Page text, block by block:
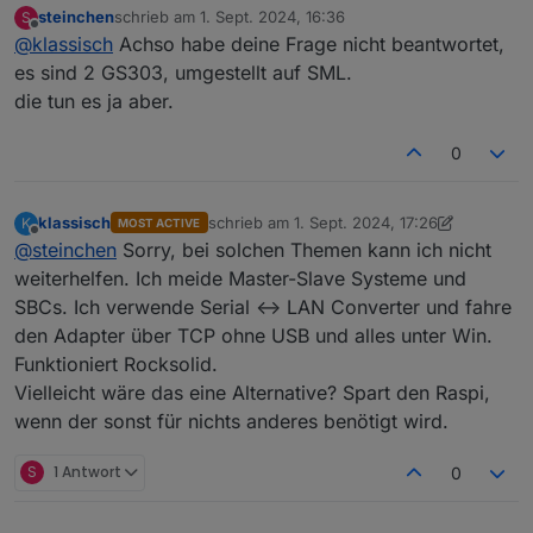
Ich habe die Köpfe mal an den Zählern
getauscht, auch in den Instanzen getauscht, nix.
ich bekomme einen der Köpfe nicht mehr
syncron.
Ist der Fehler mit dem Kopf gewandert? Oder beim
Zähler geblieben?
en.pdf
S
Offline
steinchenschrieb am 1. Sept. 2024, 16:36
zuletzt editiert von
@klassisch Achso habe deine Frage nicht beantwortet,
es sind 2 GS303, umgestellt auf SML.
die tun es ja aber.
0
K
Offline
klassisch MOST ACTIVE schrieb am 1. Sept. 2024, 17:26
zuletzt editiert von klassisch9. Jan. 2024,
@steinchen Sorry, bei solchen Themen kann ich nicht
weiterhelfen. Ich meide Master-Slave Systeme und
SBCs. Ich verwende Serial <-> LAN Converter und fahre
den Adapter über TCP ohne USB und alles unter Win.
Funktioniert Rocksolid.
Vielleicht wäre das eine Alternative? Spart den Raspi,
wenn der sonst für nichts anderes benötigt wird.
S 1 Antwort 0